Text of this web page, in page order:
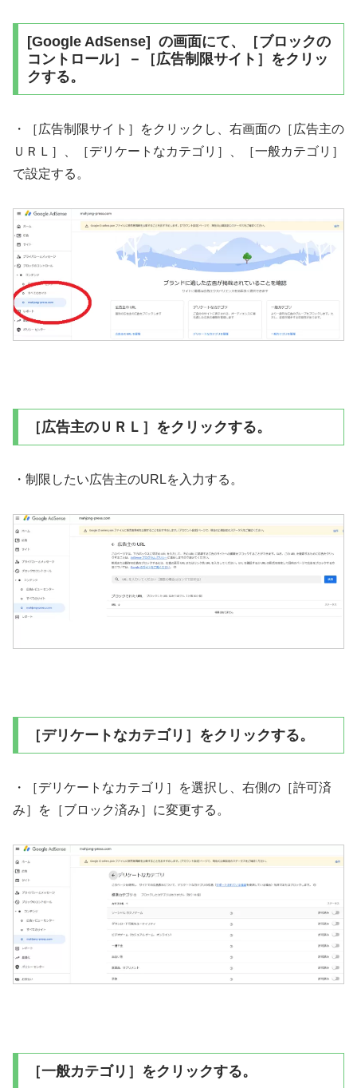
[Google AdSense] の画面にて、［ブロックの
コントロール］－［広告制限サイト］をクリッ
クする。
・［広告制限サイト］をクリックし、右画面の［広告主の
ＵＲＬ］、［デリケートなカテゴリ］、［一般カテゴリ］
で設定する。
［広告主のＵＲＬ］をクリックする。
・制限したい広告主のURLを入力する。
［デリケートなカテゴリ］をクリックする。
・［デリケートなカテゴリ］を選択し、右側の［許可済
み］を［ブロック済み］に変更する。
［一般カテゴリ］をクリックする。